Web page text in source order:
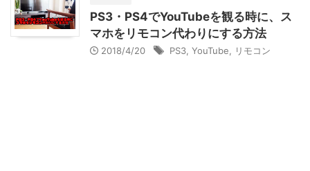
PS3・PS4でYouTubeを観る時に、ス
マホをリモコン代わりにする方法
2018/4/20 PS3 YouTube リモコン